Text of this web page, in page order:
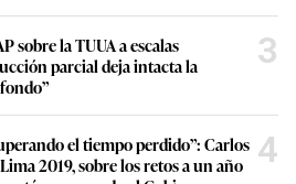
sobre la TUUA a escalas
parcial deja intacta la
3
el tiempo perdido”: Carlos
2019, sobre los retos a un año
4